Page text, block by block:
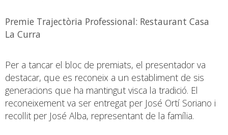
Premie Trajectòria Professional: Restaurant Casa
La Curra
Per a tancar el bloc de premiats, el presentador va
destacar, que es reconeix a un establiment de sis
generacions que ha mantingut visca la tradició. El
reconeixement va ser entregat per José Ortí Soriano i
recollit per José Alba, representant de la família.